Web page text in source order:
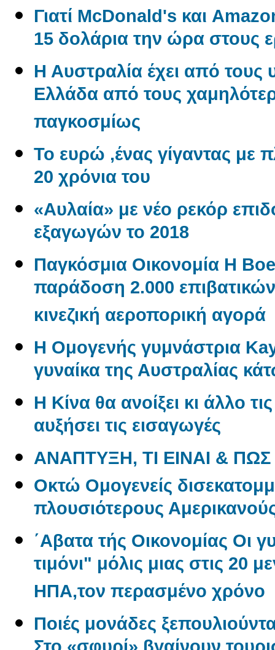
Γιατί McDonald's και
15 δολάρια την ώρα στους
Η Αυστραλία έχει από τους
Ελλάδα από τους
παγκοσμίως
Το ευρώ ,ένας γίγαντας με
20 χρόνια του
«Αυλαία» με νέο ρεκόρ
εξαγωγών το 2018
Παγκόσμια Οικονομία Η
παράδοση 2.000
κινεζική αεροπορική αγορά
Η Ομογενής γυμνάστρια
γυναίκα της Αυστραλίας
Η Κίνα θα ανοίξει κι άλλο
αυξήσει τις εισαγωγές
ΑΝΑΠΤΥΞΗ, ΤΙ ΕΙΝΑΙ &
Oκτώ Ομογενείς
πλουσιότερους
΄Αβατα τής Οικονομίας Οι
τιμόνι" μόλις μιας στις 20
ΗΠΑ,τον περασμένο χρόνο
Ποιές μονάδες